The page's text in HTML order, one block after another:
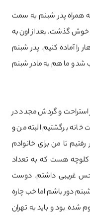
همراه پدر شبنم به سمت
خوش گذشت. بعد از اون به
را آماده کنیم. پدر شبنم
شد و ما هم به مادر شبنم
استراحت و گردش مجدد در
برگشتیم البته من و
تا من برای خانوادم
هست که به تعداد
حس غریبی داشتم. دوست
دور باشم اما خب چاره
شده بود و باید به تهران